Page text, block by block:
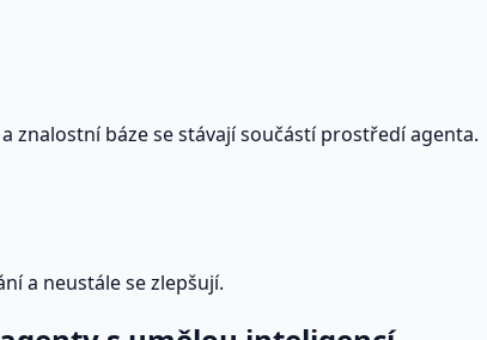
znalostní báze se stávají součástí prostředí agenta.
a neustále se zlepšují.